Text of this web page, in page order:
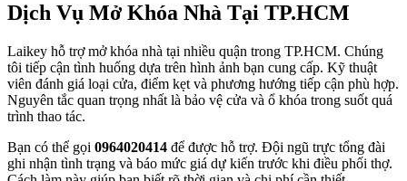
Dịch Vụ Mở Khóa Nhà Tại TP.HCM
Laikey hỗ trợ mở khóa nhà tại nhiều quận trong TP.HCM. Chúng
tôi tiếp cận tình huống dựa trên hình ảnh bạn cung cấp. Kỹ thuật
viên đánh giá loại cửa, điểm kẹt và phương hướng tiếp cận phù hợp.
Nguyên tắc quan trọng nhất là bảo vệ cửa và ổ khóa trong suốt quá
trình thao tác.
Bạn có thể gọi 0964020414 để được hỗ trợ. Đội ngũ trực tổng đài
ghi nhận tình trạng và báo mức giá dự kiến trước khi điều phối thợ.